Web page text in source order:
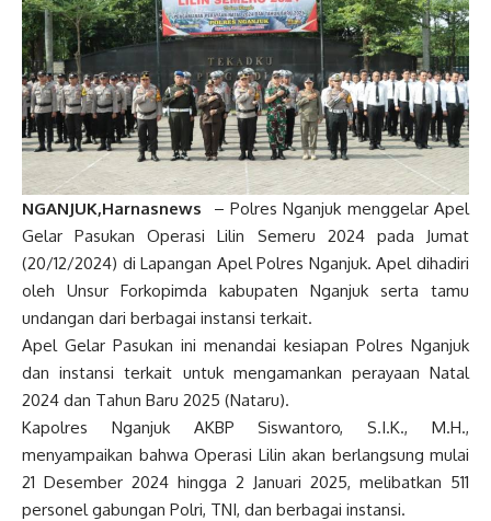
NGANJUK,Harnasnews
– Polres Nganjuk menggelar Apel
Gelar Pasukan Operasi Lilin Semeru 2024 pada Jumat
(20/12/2024) di Lapangan Apel Polres Nganjuk. Apel dihadiri
oleh Unsur Forkopimda kabupaten Nganjuk serta tamu
undangan dari berbagai instansi terkait.
Apel Gelar Pasukan ini menandai kesiapan Polres Nganjuk
dan instansi terkait untuk mengamankan perayaan Natal
2024 dan Tahun Baru 2025 (Nataru).
Kapolres Nganjuk AKBP Siswantoro, S.I.K., M.H.,
menyampaikan bahwa Operasi Lilin akan berlangsung mulai
21 Desember 2024 hingga 2 Januari 2025, melibatkan 511
personel gabungan Polri, TNI, dan berbagai instansi.